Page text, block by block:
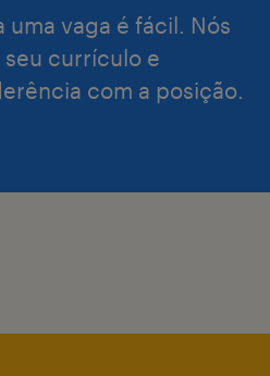
uma vaga é fácil. Nós
seu currículo e
com a posição.